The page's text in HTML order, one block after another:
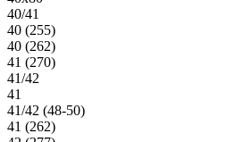
40/41
40 (255)
40 (262)
41 (270)
41/42
41
41/42 (48-50)
41 (262)